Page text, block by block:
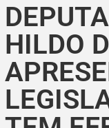
HILDO